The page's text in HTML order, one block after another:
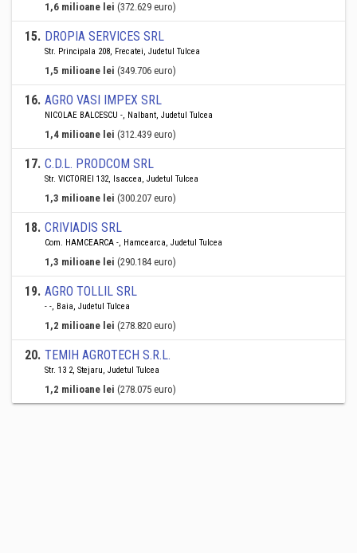
1,6 milioane lei (372.629 euro)
15. DROPIA SERVICES SRL
Str. Principala 208, Frecatei, Judetul Tulcea
1,5 milioane lei (349.706 euro)
16. AGRO VASI IMPEX SRL
NICOLAE BALCESCU -, Nalbant, Judetul Tulcea
1,4 milioane lei (312.439 euro)
17. C.D.L. PRODCOM SRL
Str. VICTORIEI 132, Isaccea, Judetul Tulcea
1,3 milioane lei (300.207 euro)
18. CRIVIADIS SRL
Com. HAMCEARCA -, Hamcearca, Judetul Tulcea
1,3 milioane lei (290.184 euro)
19. AGRO TOLLIL SRL
- -, Baia, Judetul Tulcea
1,2 milioane lei (278.820 euro)
20. TEMIH AGROTECH S.R.L.
Str. 13 2, Stejaru, Judetul Tulcea
1,2 milioane lei (278.075 euro)